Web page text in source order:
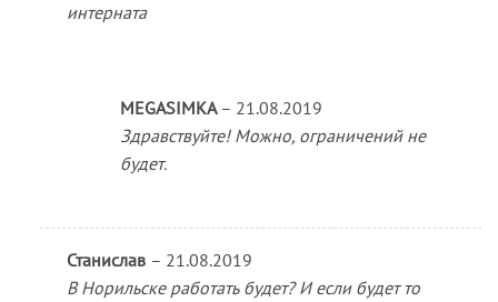
интерната
MEGASIMKA – 21.08.2019
Здравствуйте! Можно, ограничений не
будет.
Станислав – 21.08.2019
В Норильске работать будет? И если будет то